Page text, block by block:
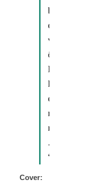
b
e
v
ö
l
k
e
r
n
.
“
Cover: